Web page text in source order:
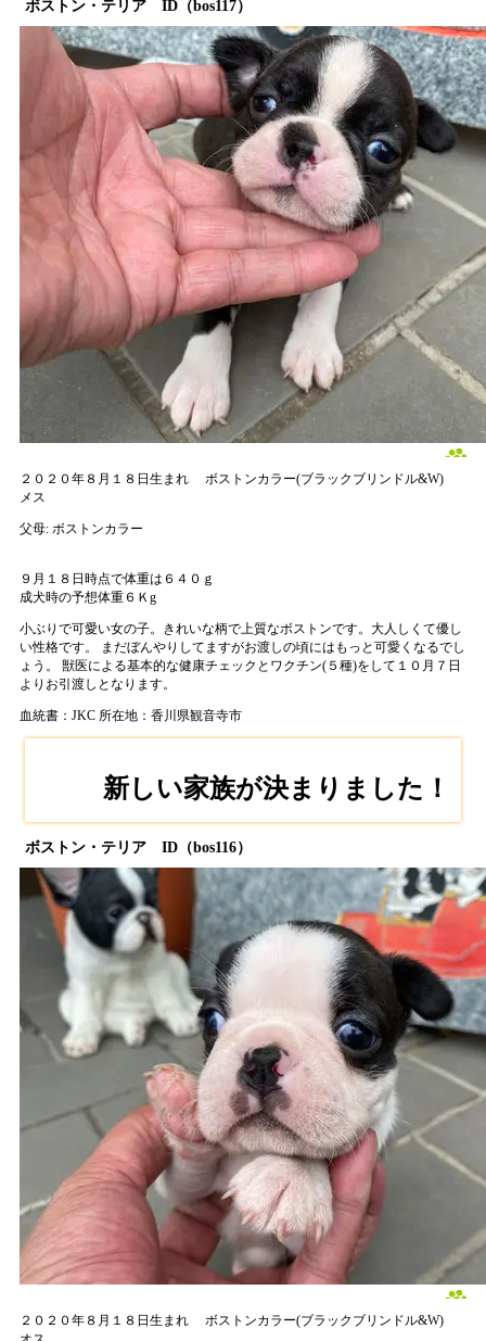
ボストン・テリア ID（bos117）
２０２０年８月１８日生まれ
ボストンカラー(ブラックブリンドル&W)
メス
父母: ボストンカラー
９月１８日時点で体重は６４０ｇ
成犬時の予想体重６Ｋg
小ぶりで可愛い女の子。きれいな柄で上質なボストンです。大人しくて優し
い性格です。 まだぼんやりしてますがお渡しの頃にはもっと可愛くなるでし
ょう。 獣医による基本的な健康チェックとワクチン(５種)をして１０月７日
よりお引渡しとなります。
血統書：JKC 所在地：香川県観音寺市
新しい家族が決まりました！
ボストン・テリア ID（bos116）
２０２０年８月１８日生まれ
ボストンカラー(ブラックブリンドル&W)